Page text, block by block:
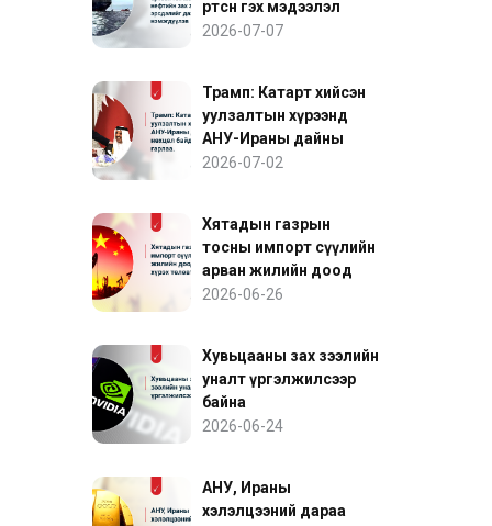
өртсөн гэх мэдээлэл
нефтийн зах зээлийн
2026-07-07
Трамп: Катарт хийсэн
уулзалтын хүрээнд
АНУ-Ираны дайны
нөхцөл байдалд ахиц
2026-07-02
Хятадын газрын
тосны импорт сүүлийн
арван жилийн доод
түвшинд хүрэх төлөвтэй
2026-06-26
Хувьцааны зах зээлийн
уналт үргэлжилсээр
байна
2026-06-24
АНУ, Ираны
хэлэлцээний дараа